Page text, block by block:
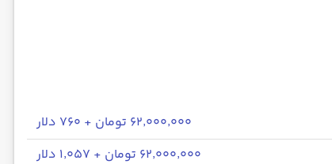
۶۲٬۰۰۰٬۰۰۰ تومان + ۷۶۰ دلار
۶۲٬۰۰۰٬۰۰۰ تومان + ۱٬۰۵۷ دلار